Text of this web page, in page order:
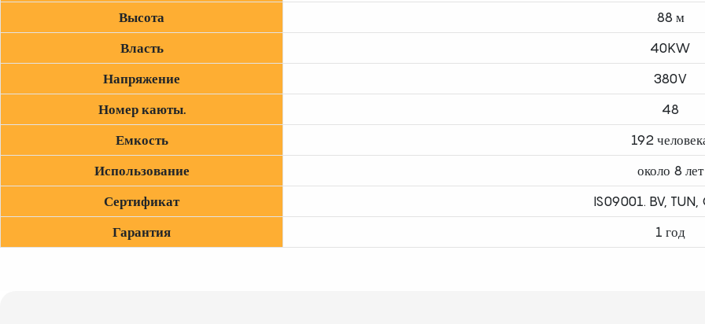
Высота
88 м
Власть
40KW
Напряжение
380V
Номер каюты.
48
Емкость
192
Использование
около 8 лет
Сертификат
IS09001. BV, TUN,
Гарантия
1 год